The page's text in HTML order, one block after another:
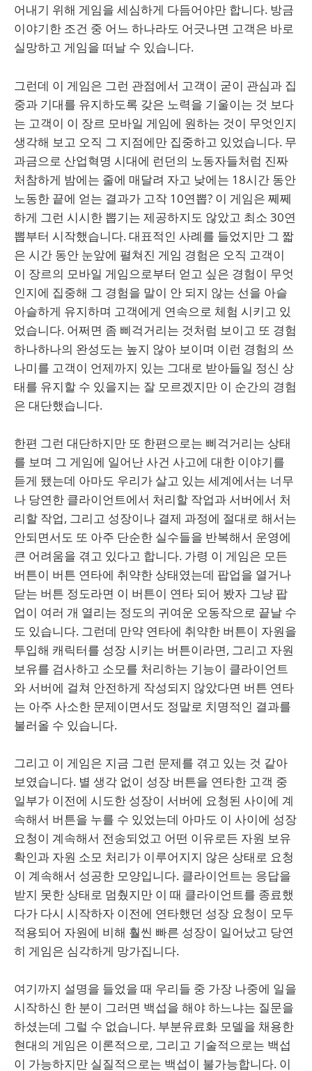
어내기 위해 게임을 세심하게 다듬어야만 합니다. 방금
이야기한 조건 중 어느 하나라도 어긋나면 고객은 바로
실망하고 게임을 떠날 수 있습니다.
그런데 이 게임은 그런 관점에서 고객이 굳이 관심과 집
중과 기대를 유지하도록 갖은 노력을 기울이는 것 보다
는 고객이 이 장르 모바일 게임에 원하는 것이 무엇인지
생각해 보고 오직 그 지점에만 집중하고 있었습니다. 무
과금으로 산업혁명 시대에 런던의 노동자들처럼 진짜
처참하게 밤에는 줄에 매달려 자고 낮에는 18시간 동안
노동한 끝에 얻는 결과가 고작 10연뽑? 이 게임은 쩨쩨
하게 그런 시시한 뽑기는 제공하지도 않았고 최소 30연
뽑부터 시작했습니다. 대표적인 사례를 들었지만 그 짧
은 시간 동안 눈앞에 펼쳐진 게임 경험은 오직 고객이
이 장르의 모바일 게임으로부터 얻고 싶은 경험이 무엇
인지에 집중해 그 경험을 말이 안 되지 않는 선을 아슬
아슬하게 유지하며 고객에게 연속으로 체험 시키고 있
었습니다. 어쩌면 좀 삐걱거리는 것처럼 보이고 또 경험
하나하나의 완성도는 높지 않아 보이며 이런 경험의 쓰
나미를 고객이 언제까지 있는 그대로 받아들일 정신 상
태를 유지할 수 있을지는 잘 모르겠지만 이 순간의 경험
은 대단했습니다.
한편 그런 대단하지만 또 한편으로는 삐걱거리는 상태
를 보며 그 게임에 일어난 사건 사고에 대한 이야기를
듣게 됐는데 아마도 우리가 살고 있는 세계에서는 너무
나 당연한 클라이언트에서 처리할 작업과 서버에서 처
리할 작업, 그리고 성장이나 결제 과정에 절대로 해서는
안되면서도 또 아주 단순한 실수들을 반복해서 운영에
큰 어려움을 겪고 있다고 합니다. 가령 이 게임은 모든
버튼이 버튼 연타에 취약한 상태였는데 팝업을 열거나
닫는 버튼 정도라면 이 버튼이 연타 되어 봤자 그냥 팝
업이 여러 개 열리는 정도의 귀여운 오동작으로 끝날 수
도 있습니다. 그런데 만약 연타에 취약한 버튼이 자원을
투입해 캐릭터를 성장 시키는 버튼이라면, 그리고 자원
보유를 검사하고 소모를 처리하는 기능이 클라이언트
와 서버에 걸쳐 안전하게 작성되지 않았다면 버튼 연타
는 아주 사소한 문제이면서도 정말로 치명적인 결과를
불러올 수 있습니다.
그리고 이 게임은 지금 그런 문제를 겪고 있는 것 같아
보였습니다. 별 생각 없이 성장 버튼을 연타한 고객 중
일부가 이전에 시도한 성장이 서버에 요청된 사이에 계
속해서 버튼을 누를 수 있었는데 아마도 이 사이에 성장
요청이 계속해서 전송되었고 어떤 이유로든 자원 보유
확인과 자원 소모 처리가 이루어지지 않은 상태로 요청
이 계속해서 성공한 모양입니다. 클라이언트는 응답을
받지 못한 상태로 멈췄지만 이 때 클라이언트를 종료했
다가 다시 시작하자 이전에 연타했던 성장 요청이 모두
적용되어 자원에 비해 훨씬 빠른 성장이 일어났고 당연
히 게임은 심각하게 망가집니다.
여기까지 설명을 들었을 때 우리들 중 가장 나중에 일을
시작하신 한 분이 그러면 백섭을 해야 하느냐는 질문을
하셨는데 그럴 수 없습니다. 부분유료화 모델을 채용한
현대의 게임은 이론적으로, 그리고 기술적으로는 백섭
이 가능하지만 실질적으로는 백섭이 불가능합니다. 이